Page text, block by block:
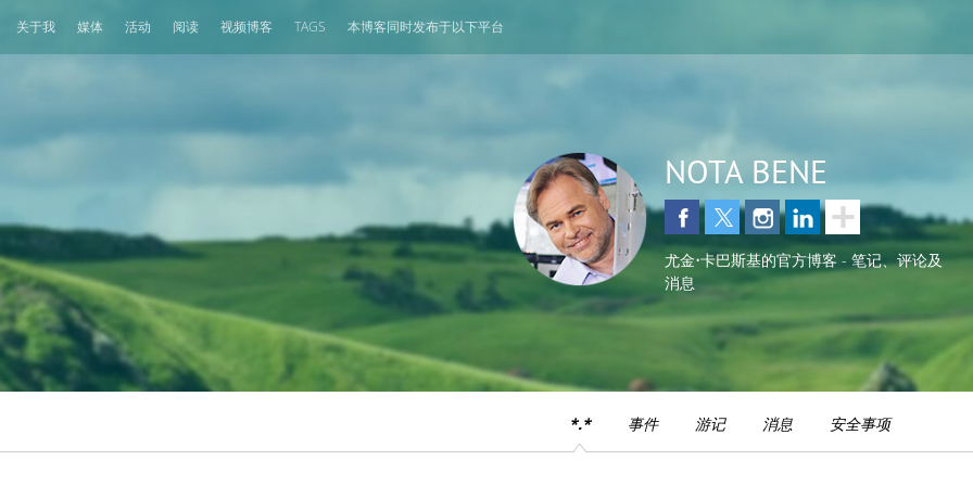
关于我 媒体 活动 阅读 视频博客 TAGS 本博客同时发布于以下平台
NOTA BENE
尤金•卡巴斯基的官方博客 - 笔记、评论及
消息
*.* 事件 游记 消息 安全事项